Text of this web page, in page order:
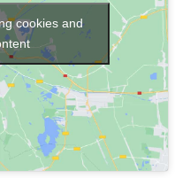
cookies and